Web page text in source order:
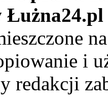
i
redakcji